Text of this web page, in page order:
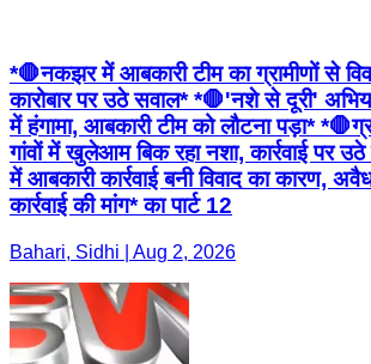
*🛑नकझर में आबकारी टीम का ग्रामीणों से
कारोबार पर उठे सवाल* *🛑'नशे से दूरी'
में हंगामा, आबकारी टीम को लौटना पड़ा*
गांवों में खुलेआम बिक रहा नशा, कार्रवाई पर
में आबकारी कार्रवाई बनी विवाद का कारण,
कार्रवाई की मांग* का पार्ट 12
Bahari, Sidhi | Aug 2, 2026